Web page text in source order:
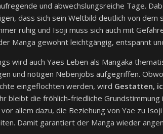
und abwechslungsreiche Tage.
dass sich sein Weltbild deutlich von
ruhig und Isoji muss sich auch mit
Manga gewohnt leichtgängig, entspannt
wird auch Yaes Leben als Mangaka
und nötigen Nebenjobs aufgegriffen.
eingeflochten werden, wird Gestatten,
bleibt die fröhlich-friedliche
allem dazu, die Beziehung von Yae zu
Damit garantiert der Manga wieder